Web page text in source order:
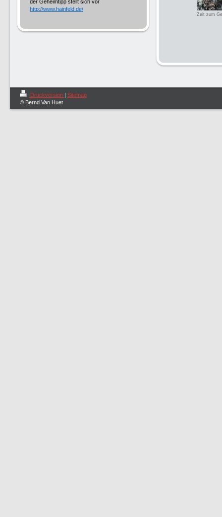
Zeit zum
der Geheimtipp stellt sich vor
http://www.hainfeld.de/
Druckversion | Sitemap
© Bernd Van Huet